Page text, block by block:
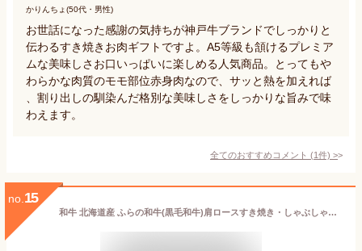
かりんちょ(50代・男性)
お世話になった感謝の気持ちが神戸牛ブランドでしっかりと
伝わるすき焼きお肉ギフトですよ。A5等級も頷けるプレミア
ムな美味しさお口いっぱいに楽しめる人気商品。とってもや
わらかな肉質のモモ部位赤身肉なので、サッと熱を加えれば
、割り出しの馴染んだ格別な美味しさをしっかりな旨みで味
わえます。
全てのおすすめコメント (1件) >
no. 15
和牛 北海道産 ふらの和牛(黒毛和牛)肩ロースすき焼き・しゃぶしゃぶ用500g/すき焼き肉/霜降り/スライス/送料無料 お歳暮ギフト 食べ物 御歳暮ギフト 誕生日プレゼント gift お肉 シャブシャブ 牛肉 しゃぶしゃぶ グルメ お土産 北海道土産 北国からの贈り物 産直ギフト